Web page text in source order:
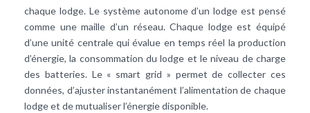
chaque lodge. Le système autonome d’un lodge est pensé
comme une maille d’un réseau. Chaque lodge est équipé
d’une unité centrale qui évalue en temps réel la production
d’énergie, la consommation du lodge et le niveau de charge
des batteries. Le « smart grid » permet de collecter ces
données, d’ajuster instantanément l’alimentation de chaque
lodge et de mutualiser l’énergie disponible.